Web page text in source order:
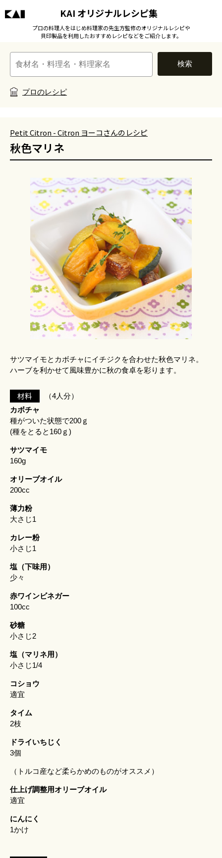
KAI オリジナルレシピ集
プロの料理人をはじめ料理家の先生方監修のオリジナルレシピや
貝印製品を利用したおすすめレシピなどをご紹介します。
検索
プロのレシピ
Petit Citron - Citron ヨーコさんのレシピ
秋色マリネ
サツマイモとカボチャにイチジクを合わせた秋色マリネ。
ハーブを利かせて風味豊かに秋の食卓を彩ります。
材料
（4人分）
カボチャ
種がついた状態で200ｇ
(種をとると160ｇ)
サツマイモ
160g
オリーブオイル
200cc
薄力粉
大さじ1
カレー粉
小さじ1
塩（下味用）
少々
赤ワインビネガー
100cc
砂糖
小さじ2
塩（マリネ用）
小さじ1/4
コショウ
適宜
タイム
2枝
ドライいちじく
3個
（トルコ産など柔らかめのものがオススメ）
仕上げ調整用オリーブオイル
適宜
にんにく
1かけ